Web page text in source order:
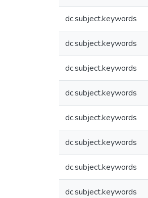
dc.subject.keywords
dc.subject.keywords
dc.subject.keywords
dc.subject.keywords
dc.subject.keywords
dc.subject.keywords
dc.subject.keywords
dc.subject.keywords